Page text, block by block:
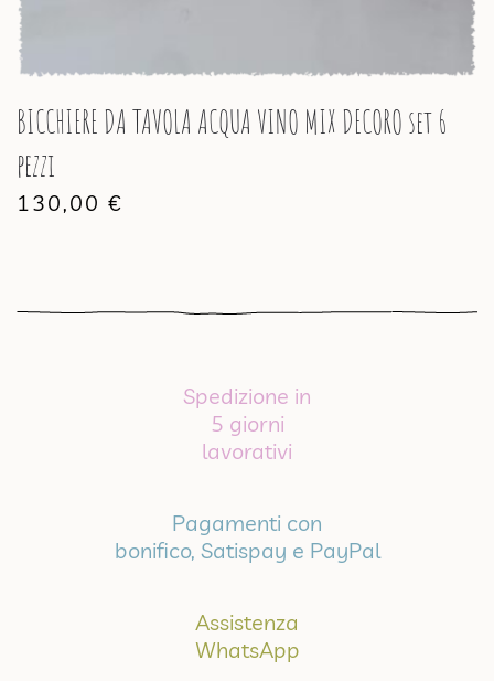
BICCHIERE DA TAVOLA ACQUA VINO MIX DECORO set 6
pezzi
130,00 €
Spedizione in
5 giorni
lavorativi
Pagamenti con
bonifico, Satispay e PayPal
Assistenza
WhatsApp